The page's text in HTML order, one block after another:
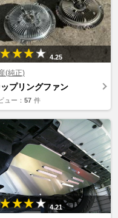
4.25
(純正)
プリングファン
ュー： 57 件
4.21